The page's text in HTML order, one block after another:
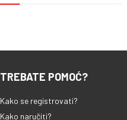
TREBATE POMOĆ?
Kako se registrovati?
Kako naručiti?